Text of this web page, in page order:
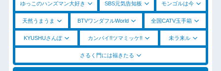
ゆっこのハンズマン大好き SBS元気告知板 モンゴルは今
天然うまうま BTVワンダフルWorld 全国CATV玉手箱
KYUSHUさんぽ カンパイ!!ツマミッケ!! 未ラ来ル
さるく門には福きたる